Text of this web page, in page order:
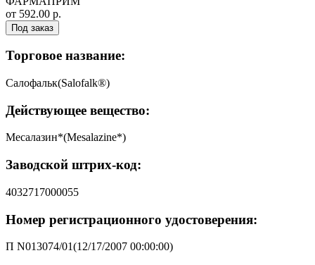
от 592.00 р.
Под заказ
Торговое название:
Салофальк(Salofalk®)
Действующее вещество:
Месалазин*(Mesalazine*)
Заводской штрих-код:
4032717000055
Номер регистрационного удостоверения:
П N013074/01(12/17/2007 00:00:00)